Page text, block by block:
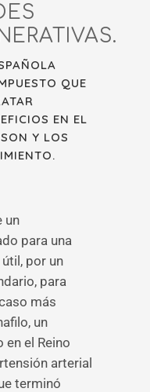
QUE
EN EL
Y LOS
un
para una
por un
para
más
un
el Reino
arterial
terminó